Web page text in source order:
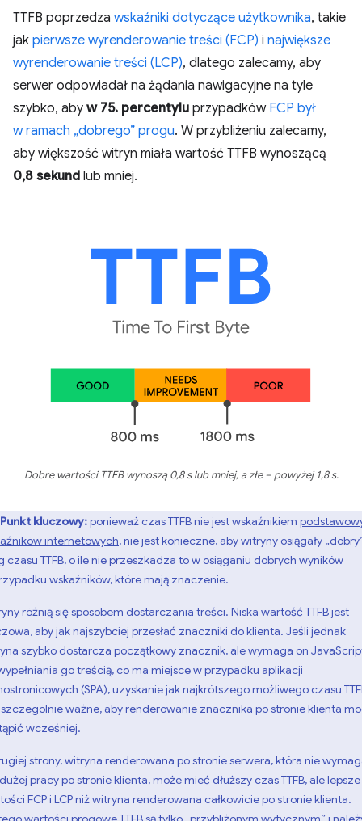
TTFB poprzedza wskaźniki dotyczące użytkownika, takie
jak pierwsze wyrenderowanie treści (FCP) i największe
wyrenderowanie treści (LCP), dlatego zalecamy, aby
serwer odpowiadał na żądania nawigacyjne na tyle
szybko, aby w 75. percentylu przypadków FCP był
w ramach „dobrego” progu. W przybliżeniu zalecamy,
aby większość witryn miała wartość TTFB wynoszącą
0,8 sekund lub mniej.
Dobre wartości TTFB wynoszą 0,8 s lub mniej, a złe – powyżej 1,8 s.
Punkt kluczowy:ponieważ czas TTFB nie jest wskaźnikiem
internetowych, nie jest konieczne, aby witryny osiągały
czasu TTFB, o ile nie przeszkadza to w osiąganiu dobrych wyników
wskaźników, które mają znaczenie.
różnią się sposobem dostarczania treści. Niska wartość TTFB jest
aby jak najszybciej przesłać znaczniki do klienta. Jeśli jednak
szybko dostarcza początkowy znacznik, ale wymaga on
go treścią, co ma miejsce w przypadku aplikacji
(SPA), uzyskanie jak najkrótszego możliwego czasu
ważne, aby renderowanie znacznika po stronie klienta
wcześniej.
strony, witryna renderowana po stronie serwera, która nie
pracy po stronie klienta, może mieć dłuższy czas TTFB, ale lepsze
FCP i LCP niż witryna renderowana całkowicie po stronie klienta.